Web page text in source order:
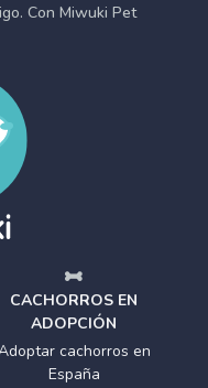
Con Miwuki Pet
CACHORROS EN
ADOPCIÓN
cachorros en
España